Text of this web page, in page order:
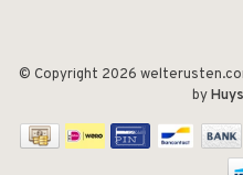
© Copyright 2026
by